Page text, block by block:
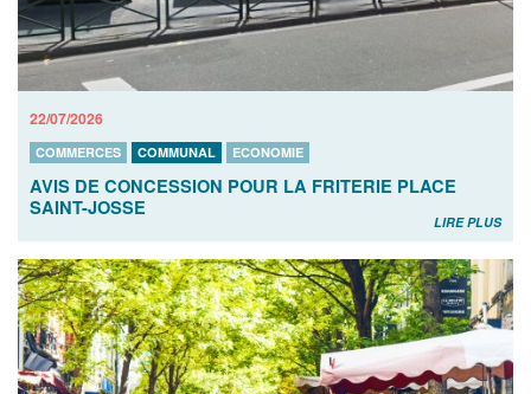
22/07/2026
COMMERCES COMMUNAL ECONOMIE
AVIS DE CONCESSION POUR LA FRITERIE PLACE
SAINT-JOSSE
LIRE PLUS